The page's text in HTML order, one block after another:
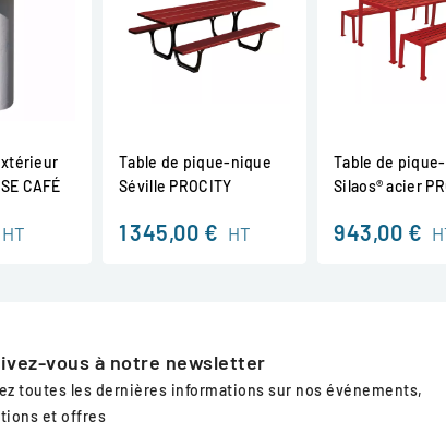
CAFÉ
HT
Table de pique-nique
Séville PROCITY
1 345,00 € HT
Table de
Silaos® acier
943,00 €
vous à notre newsletter
toutes les dernières informations sur nos événements,
et offres